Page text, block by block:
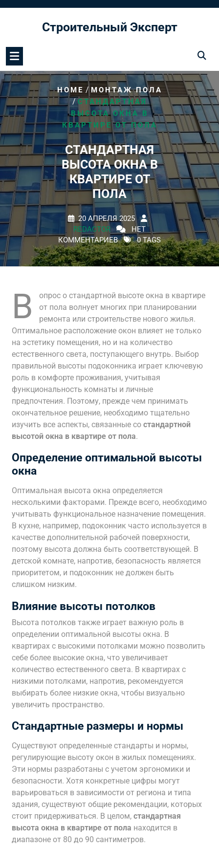
содержимомуСтроительный Эксперт
HOME/МОНТАЖ ПОЛА
/СТАНДАРТНАЯ
ВЫСОТА ОКНА В
КВАРТИРЕ ОТ ПОЛА
СТАНДАРТНАЯ
ВЫСОТА ОКНА В
КВАРТИРЕ ОТ
ПОЛА
20 АПРЕЛЯ 2025
REDACTOR
НЕТ
КОММЕНТАРИЕВ
0 TAGS
В
опрос о стандартной высоте окна в квартире
от пола волнует многих при планировании
ремонта или строительстве нового жилья.
Оптимальное расположение окон влияет не только
на эстетику помещения, но и на количество
естественного света, поступающего внутрь. Выбор
правильной высоты подоконника играет ключевую
роль в комфорте проживания, учитывая
функциональность комнаты и личные
предпочтения. Поэтому, прежде чем принимать
окончательное решение, необходимо тщательно
изучить все аспекты, связанные со стандартной
высотой окна в квартире от пола.
Определение оптимальной высоты
окна
Оптимальная высота окна определяется
несколькими факторами. Прежде всего, необходимо
учитывать функциональное назначение помещения.
В кухне, например, подоконник часто используется в
качестве дополнительной рабочей поверхности,
поэтому высота должна быть соответствующей. В
детской комнате, напротив, безопасность является
приоритетом, и подоконник не должен быть
слишком низким.
Влияние высоты потолков
Высота потолков также играет важную роль в
определении оптимальной высоты окна. В
квартирах с высокими потолками можно позволить
себе более высокие окна, что увеличивает
количество естественного света. В квартирах с
низкими потолками, напротив, рекомендуется
выбирать более низкие окна, чтобы визуально
увеличить пространство.
Стандартные размеры и нормы
Существуют определенные стандарты и нормы,
регулирующие высоту окон в жилых помещениях.
Эти нормы разработаны с учетом эргономики и
безопасности. Хотя конкретные цифры могут
варьироваться в зависимости от региона и типа
здания, существуют общие рекомендации, которых
стоит придерживаться. В целом, стандартная
высота окна в квартире от пола находится в
диапазоне от 80 до 90 сантиметров.